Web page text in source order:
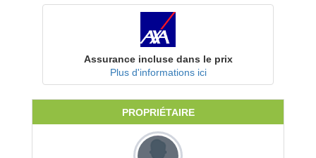
Assurance incluse dans le prix
Plus d'informations ici
PROPRIÉTAIRE